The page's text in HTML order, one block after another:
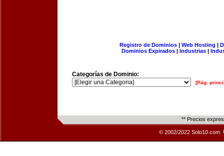
Registro de Dominios| Web Hosting |
Dominios Expirados | Industrias |
Categorías de Dominio:
[Pág.
** Precios
© 2002/2022 Solo10.com